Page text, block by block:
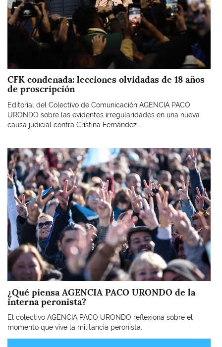
CFK condenada: lecciones olvidadas de 18 años
de proscripción
Editorial del Colectivo de Comunicación AGENCIA PACO
URONDO sobre las evidentes irregularidades en una nueva
causa judicial contra Cristina Fernández...
Imagen
¿Qué piensa AGENCIA PACO URONDO de la
interna peronista?
El colectivo AGENCIA PACO URONDO reflexiona sobre el
momento que vive la militancia peronista.